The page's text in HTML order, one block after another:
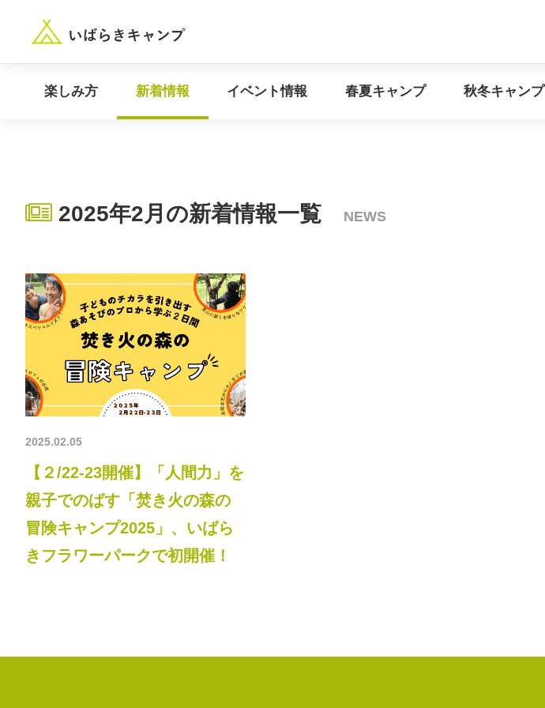
“いばらき”のキャンプ場を探す
楽しみ方 新着情報 イベント情報 春夏キャンプ 秋冬キャンプ
2025年2月の新着情報一覧 NEWS
2025.02.05
【２/22-23開催】「人間力」を
親子でのばす「焚き火の森の
冒険キャンプ2025」、いばら
きフラワーパークで初開催！